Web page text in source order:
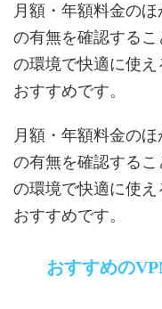
月額・年額料金の
の有無を確認する
の環境で快適に使
おすすめです。
月額・年額料金の
の有無を確認する
の環境で快適に使
おすすめです。
おすすめの